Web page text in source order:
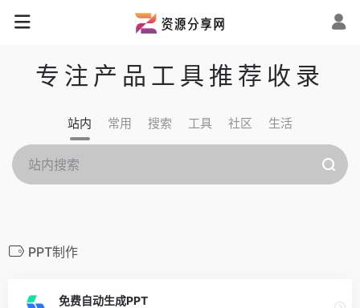
专注产品工具推荐收录
站内 常用 搜索 工具 社区 生活
PPT制作
免费自动生成PPT